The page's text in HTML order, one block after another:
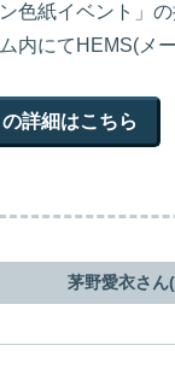
色紙イベント」
内にてHEMS(メ
詳細はこちら
茅野愛衣さん